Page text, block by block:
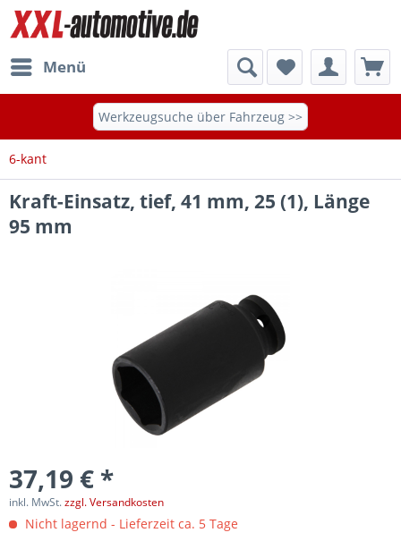
Menü
Werkzeugsuche über Fahrzeug >>
6-kant
Kraft-Einsatz, tief, 41 mm, 25 (1), Länge
95 mm
37,19 € *
inkl. MwSt.zzgl. Versandkosten
Nicht lagernd - Lieferzeit ca. 5 Tage